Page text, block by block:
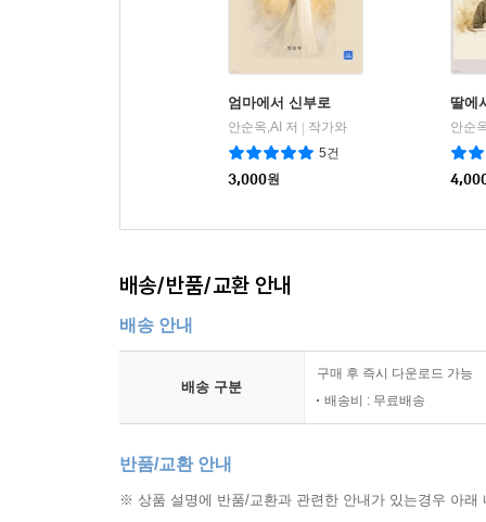
엄마에서 신부로
안순옥,AI 저 | 작가와
5건
3,000원
딸에
안순
배송/반품/교환 안내
배송 안내
배송 구분
구매 후 즉시 다운로드 가능
배송비 : 무료배송
반품/교환 안내
※ 상품 설명에 반품/교환과 관련한 안내가 있는경우 아